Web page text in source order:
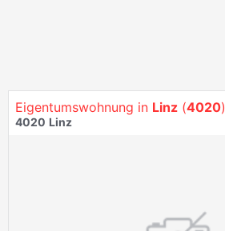
Eigentumswohnung in Linz (4020)
4020 Linz